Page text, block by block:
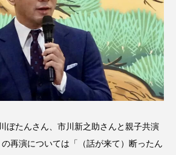
ぼたんさん、市川新之助さんと親子共演
再演については「（話が来て）断ったん